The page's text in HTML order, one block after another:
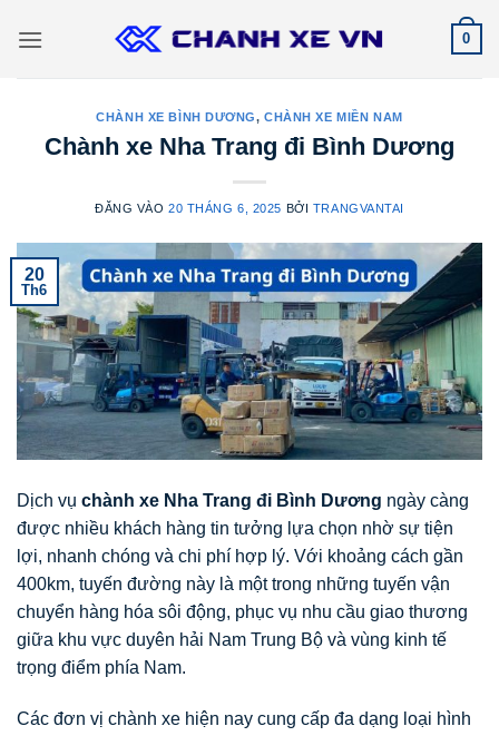
qua
0
CHÀNH XE BÌNH DƯƠNG,CHÀNH XE MIỀN NAM
Chành xe Nha Trang đi Bình Dương
ĐĂNG VÀO20 THÁNG 6, 2025 BỞI TRANGVANTAI
20
Th6
Dịch vụ chành xe Nha Trang đi Bình Dương ngày càng
được nhiều khách hàng tin tưởng lựa chọn nhờ sự tiện
lợi, nhanh chóng và chi phí hợp lý. Với khoảng cách gần
400km, tuyến đường này là một trong những tuyến vận
chuyển hàng hóa sôi động, phục vụ nhu cầu giao thương
giữa khu vực duyên hải Nam Trung Bộ và vùng kinh tế
trọng điểm phía Nam.
Các đơn vị chành xe hiện nay cung cấp đa dạng loại hình